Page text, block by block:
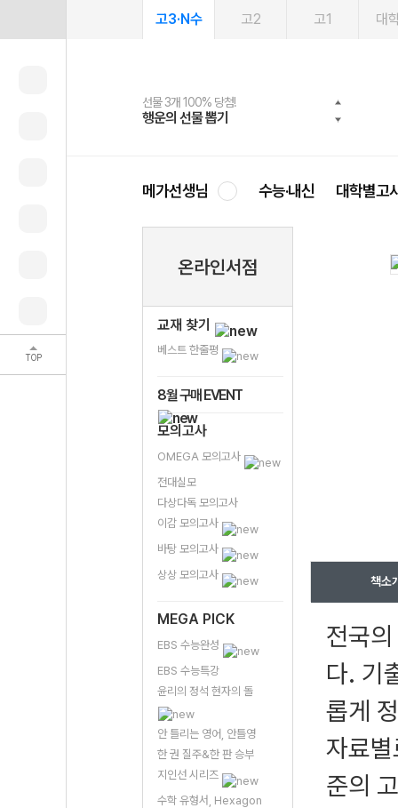
TOP
고3·N수 고2 고1 대
선물 3개 100% 당첨!
행운의 선물 뽑기
선물 100% 증정!
메가스터디 X 올리브
여름방학 스터디 캐시백
메가런 썸머스쿨
2027 러셀 단과
강사 공개선발
스마트러닝앱
설문 EVENT
메가패스
3일 무료 체험권
메가패스 수강생 무료혜택!
메가클럽 멤버십
사회공헌 캠페인
희망이룸 메가나눔
메가선생님 수능·내신 대학별고
온라인서점
교재 찾기
베스트 한줄평
8월 구매 EVENT
모의고사
OMEGA 모의고사
전대실모
다상다독 모의고사
이감 모의고사
바탕 모의고사
상상 모의고사
MEGA PICK
EBS 수능완성
EBS 수능특강
윤리의 정석 현자의 돌
안 틀리는 영어, 안틀영
한 권 질주&한 판 승부
지인선 시리즈
수학 유형서, Hexagon
책소
전국
다. 기
롭게
자료
준의